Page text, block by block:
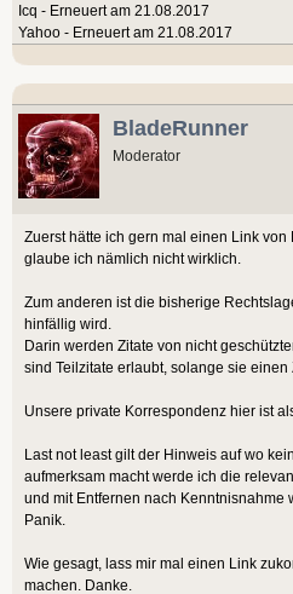
Icq - Erneuert am 21.08.2017
Yahoo - Erneuert am 21.08.2017
BladeRunner
Moderator
Zuerst hätte ich gern mal einen Link
glaube ich nämlich nicht wirklich.
Zum anderen ist die bisherige
hinfällig wird.
Darin werden Zitate von nicht
sind Teilzitate erlaubt, solange sie
Unsere private Korrespondenz hier ist
Last not least gilt der Hinweis auf wo
aufmerksam macht werde ich die
und mit Entfernen nach Kenntnisnahme
Panik.
Wie gesagt, lass mir mal einen Link
machen. Danke.